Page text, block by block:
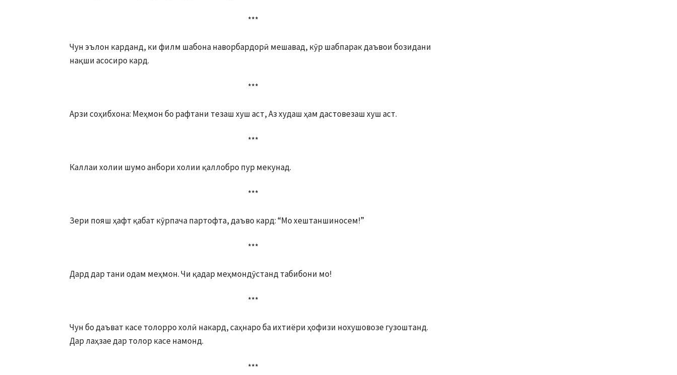
***
Чун эълон карданд, ки филм шабона наворбардорӣ мешавад, кӯр шабпарак даъвои бозидани
нақши асосиро кард.
***
Арзи соҳибхона: Меҳмон бо рафтани тезаш хуш аст, Аз худаш ҳам дастовезаш хуш аст.
***
Каллаи холии шумо анбори холии қаллобро пур мекунад.
***
Зери пояш ҳафт қабат кӯрпача партофта, даъво кард: “Мо хештаншиносем!”
***
Дард дар тани одам меҳмон. Чи қадар меҳмондӯстанд табибони мо!
***
Чун бо даъват касе толорро холӣ накард, саҳнаро ба ихтиёри ҳофизи нохушовозе гузоштанд.
Дар лаҳзае дар толор касе намонд.
***